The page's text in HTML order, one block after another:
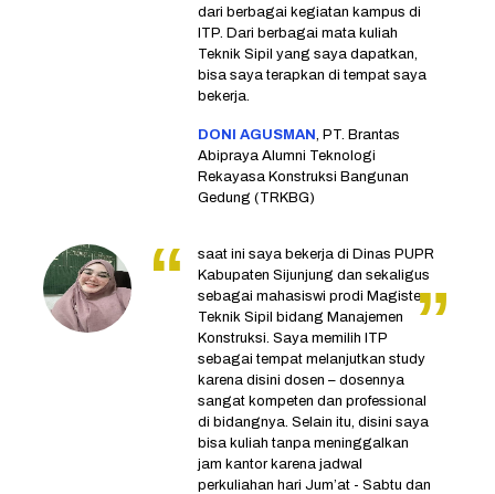
dari berbagai kegiatan kampus di
ITP. Dari berbagai mata kuliah
Teknik Sipil yang saya dapatkan,
bisa saya terapkan di tempat saya
bekerja.
DONI AGUSMAN , PT. Brantas
Abipraya Alumni Teknologi
Rekayasa Konstruksi Bangunan
Gedung (TRKBG)
saat ini saya bekerja di Dinas PUPR
Kabupaten Sijunjung dan sekaligus
sebagai mahasiswi prodi Magister
Teknik Sipil bidang Manajemen
Konstruksi. Saya memilih ITP
sebagai tempat melanjutkan study
karena disini dosen – dosennya
sangat kompeten dan professional
di bidangnya. Selain itu, disini saya
bisa kuliah tanpa meninggalkan
jam kantor karena jadwal
perkuliahan hari Jum’at - Sabtu dan